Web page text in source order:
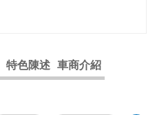
特色陳述 車商介紹